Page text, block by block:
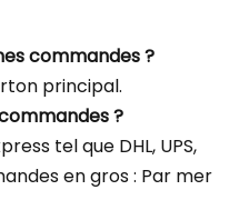
commandes ?
principal.
?
tel que DHL, UPS,
en gros : Par mer